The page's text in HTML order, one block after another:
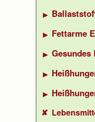
Fettarme
Gesundes